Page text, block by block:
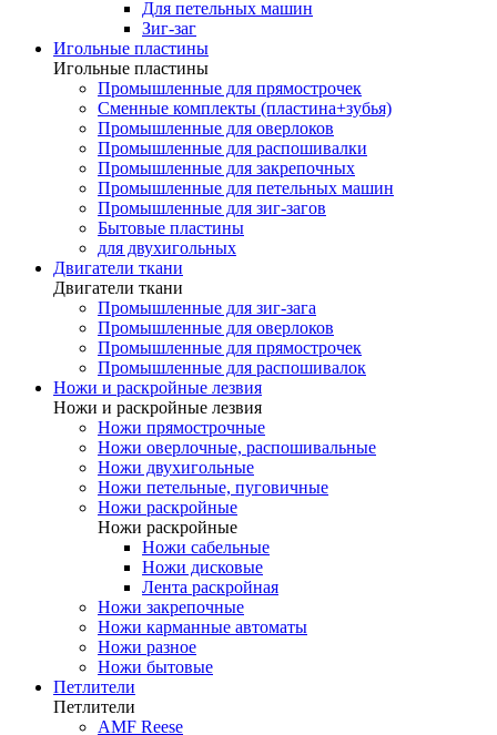
Для петельных машин
Зиг-заг
Игольные пластины
Игольные пластины
Промышленные для прямострочек
Сменные комплекты (пластина+зубья)
Промышленные для оверлоков
Промышленные для распошивалки
Промышленные для закрепочных
Промышленные для петельных машин
Промышленные для зиг-загов
Бытовые пластины
для двухигольных
Двигатели ткани
Двигатели ткани
Промышленные для зиг-зага
Промышленные для оверлоков
Промышленные для прямострочек
Промышленные для распошивалок
Ножи и раскройные лезвия
Ножи и раскройные лезвия
Ножи прямострочные
Ножи оверлочные, распошивальные
Ножи двухигольные
Ножи петельные, пуговичные
Ножи раскройные
Ножи раскройные
Ножи сабельные
Ножи дисковые
Лента раскройная
Ножи закрепочные
Ножи карманные автоматы
Ножи разное
Ножи бытовые
Петлители
Петлители
AMF Reese